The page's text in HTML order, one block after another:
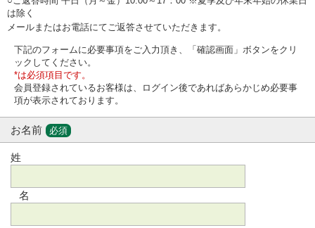
は除く
メールまたはお電話にてご返答させていただきます。
下記のフォームに必要事項をご入力頂き、「確認画面」ボタンをクリ
ックしてください。
*は必須項目です。
会員登録されているお客様は、ログイン後であればあらかじめ必要事
項が表示されております。
お名前 必須
姓
名